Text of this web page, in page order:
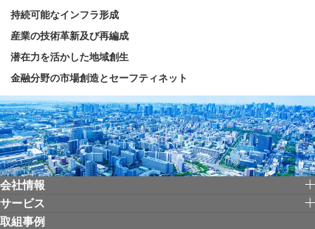
持続可能なインフラ形成
産業の技術革新及び再編成
潜在力を活かした地域創生
金融分野の市場創造とセーフティネット
会社情報
サービス
取組事例